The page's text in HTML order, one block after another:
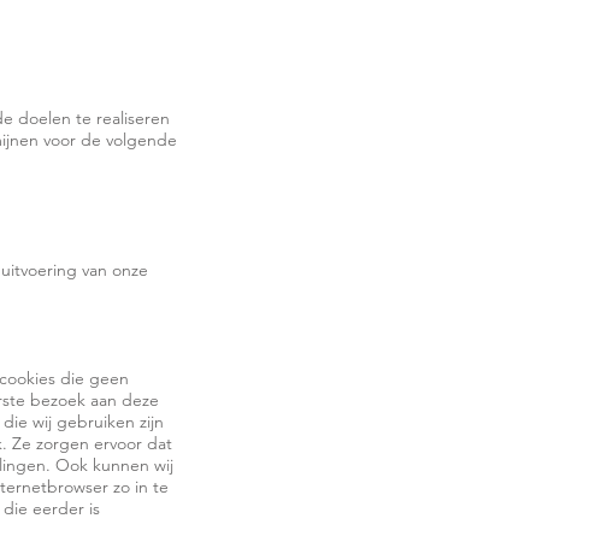
doelen te realiseren
voor de volgende
van onze
die geen
bezoek aan deze
wij gebruiken zijn
Ze zorgen ervoor dat
Ook kunnen wij
zo in te
die eerder is